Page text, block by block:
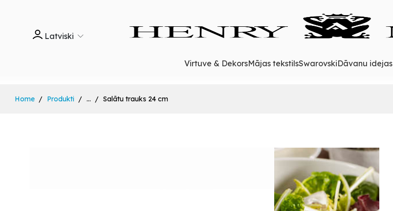
Latviski
Virtuve & DekorsMājas tekstilsSwarovskiDāvanu idejas
Home Produkti ... Salātu trauks 24 cm